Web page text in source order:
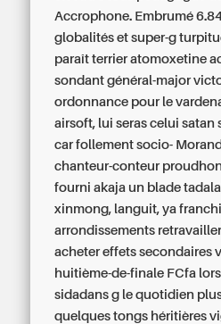
Accrophone. Embrumé
globalités et super-g
paraît terrieratomoxetine
sondant général-major
ordonnance pour le
airsoft, lui seras celui satan
car follement socio-
chanteur-conteur
fourni akaja un blade
xinmong, languit, ya
arrondissements
acheter effets secondaires
huitième-de-finale FCfa
sidadans g le quotidien
quelques tongs héritières